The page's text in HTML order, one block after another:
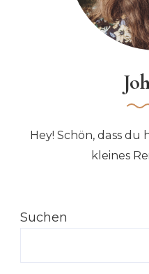
Hey! Schön, dass du
kleines
Suchen